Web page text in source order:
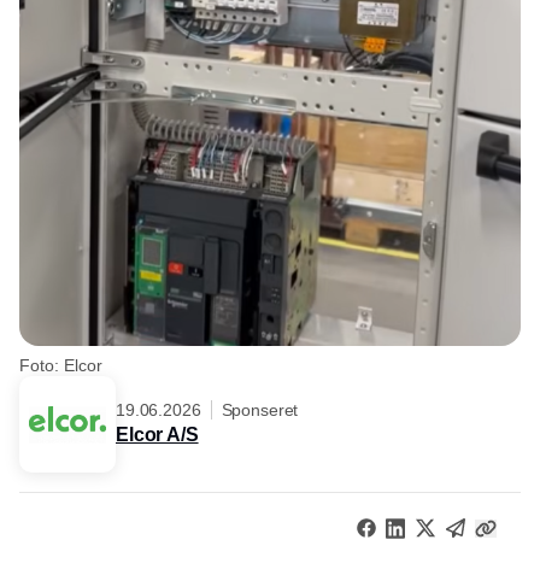
Foto: Elcor
19.06.2026 Sponseret
Elcor A/S